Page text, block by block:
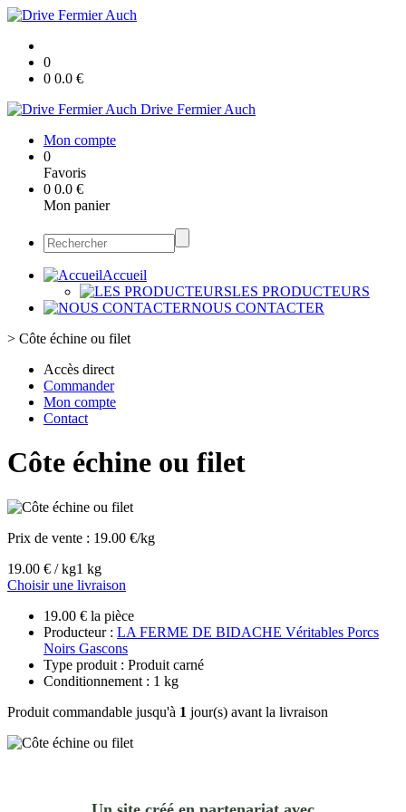
0
0 0.0 €
Drive Fermier Auch
Mon compte
0
Favoris
0 0.0 €
Mon panier
Accueil
LES PRODUCTEURS
NOUS CONTACTER
> Côte échine ou filet
Accès direct
Commander
Mon compte
Contact
Côte échine ou filet
Prix de vente : 19.00 €/kg
19.00 € / kg1 kg
Choisir une livraison
19.00 € la pièce
Producteur : LA FERME DE BIDACHE Véritables Porcs
Noirs Gascons
Type produit : Produit carné
Conditionnement : 1 kg
Produit commandable jusqu'à 1 jour(s) avant la livraison